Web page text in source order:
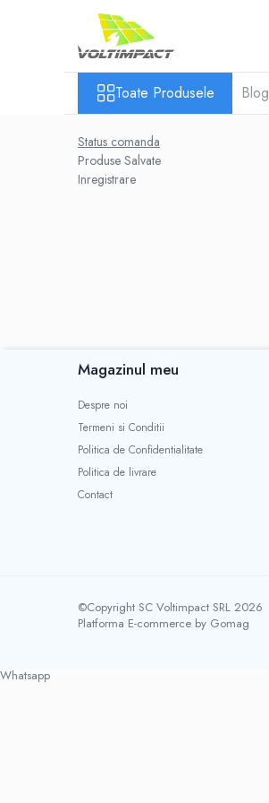
Toate Produsele
Statii de incarcare autoToate Produsele Blog
Status comanda
Produse Salvate
Inregistrare
Magazinul meu
Despre noi
Termeni si Conditii
Politica de Confidentialitate
Politica de livrare
Contact
©Copyright SC Voltimpact SRL 2026
Platforma E-commerce by Gomag
Whatsapp